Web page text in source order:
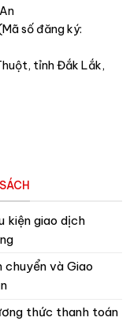
số đăng ký:
tỉnh Đắk Lắk,
kiện giao dịch
chuyển và Giao
thức thanh toán